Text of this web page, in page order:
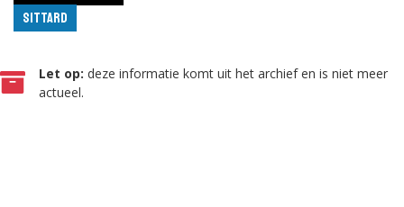
Sittard
Let op: deze informatie komt uit het archief en is niet meer
actueel.